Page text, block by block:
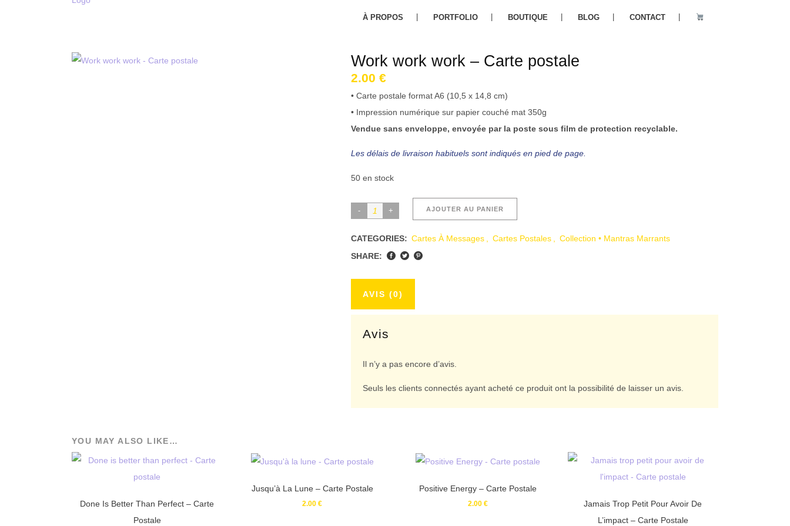
À PROPOS PORTFOLIO BOUTIQUE BLOG CONTACT
Work work work – Carte postale
2.00 €
• Carte postale format A6 (10,5 x 14,8 cm)
• Impression numérique sur papier couché mat 350g
Vendue sans enveloppe, envoyée par la poste sous film de protection recyclable.
Les délais de livraison habituels sont indiqués en pied de page.
50 en stock
Work
work
-
postale
quantity
AJOUTER AU PANIER
CATEGORIES: Cartes À Messages Cartes Postales
Collection • Mantras Marrants
SHARE:
AVIS (0)
Avis
Il n’y a pas encore d’avis.
Seuls les clients connectés ayant acheté ce produit ont la possibilité de laisser un avis.
YOU MAY ALSO LIKE…
Done Is Better Than Perfect – Carte
Postale
Jusqu’à La Lune – Carte Postale
2.00€
Positive Energy – Carte Postale
2.00 €
Jamais Trop Petit Pour Avoir De
L’impact – Carte Postale